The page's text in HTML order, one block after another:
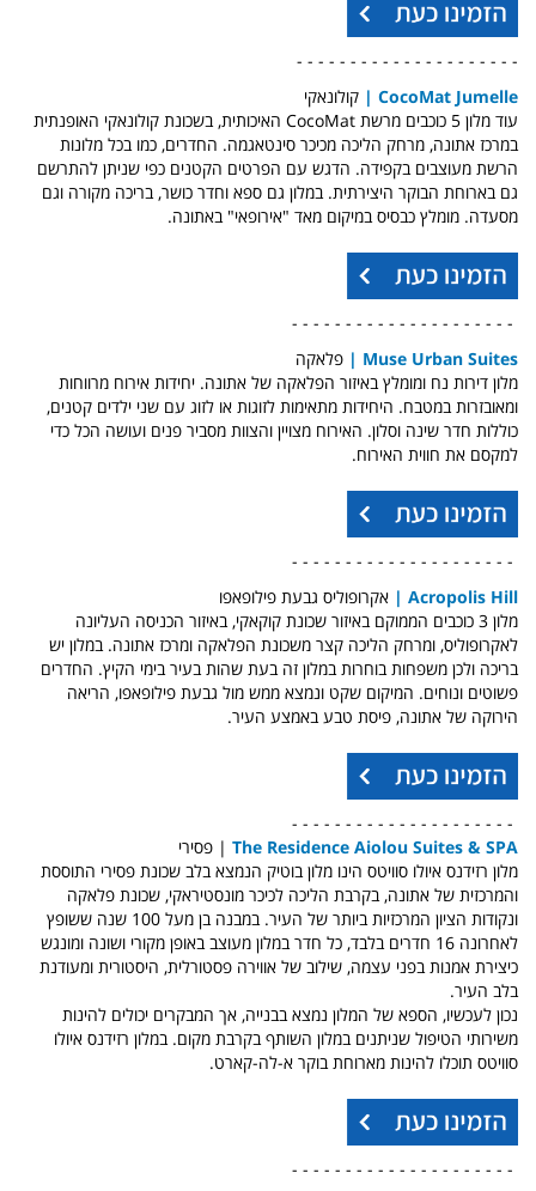
- - - - - - - - - - - - - - - - - - - - -
CocoMat Jumelle |
קולונאקי
עוד מלון 5 כוכבים מרשת CocoMat האיכותית, בשכונת קולונאקי האופנתית
במרכז אתונה, מרחק הליכה מכיכר סינטאגמה. החדרים, כמו בכל מלונות
הרשת מעוצבים בקפידה. הדגש עם הפרטים הקטנים כפי שניתן להתרשם
גם בארוחת הבוקר היצירתית. במלון גם ספא וחדר כושר, בריכה מקורה וגם
מסעדה. מומלץ כבסיס במיקום מאד "אירופאי" באתונה.
- - - - - - - - - - - - - - - - - - - - -
Muse Urban Suites
| פלאקה
מלון דירות נח ומומלץ באיזור הפלאקה של אתונה. יחידות אירוח מרווחות
ומאובזרות במטבח. היחידות מתאימות לזוגות או לזוג עם שני ילדים קטנים,
כוללות חדר שינה וסלון. האירוח מצויין והצוות מסביר פנים ועושה הכל כדי
למקסם את חווית האירוח.
- - - - - - - - - - - - - - - - - - - - -
Acropolis Hill |
אקרופוליס גבעת פילופאפו
מלון 3 כוכבים הממוקם באיזור שכונת קוקאקי, באיזור הכניסה העליונה
לאקרופוליס, ומרחק הליכה קצר משכונת הפלאקה ומרכז אתונה. במלון יש
בריכה ולכן משפחות בוחרות במלון זה בעת שהות בעיר בימי הקיץ. החדרים
פשוטים ונוחים. המיקום שקט ונמצא ממש מול גבעת פילופאפו, הריאה
הירוקה של אתונה, פיסת טבע באמצע העיר.
- - - - - - - - - - - - - - - - - - - - -
The Residence Aiolou Suites & SPA | פסירי
מלון רזידנס איולו סוויטס הינו מלון בוטיק הנמצא בלב שכונת פסירי התוססת
והמרכזית של אתונה, בקרבת הליכה לכיכר מונסטיראקי, שכונת פלאקה
ונקודות הציון המרכזיות ביותר של העיר. במבנה בן מעל 100 שנה ששופץ
לאחרונה 16 חדרים בלבד, כל חדר במלון מעוצב באופן מקורי ושונה ומונגש
כיצירת אמנות בפני עצמה, שילוב של אווירה פסטורלית, היסטורית ומעודנת
בלב העיר.
נכון לעכשיו, הספא של המלון נמצא בבנייה, אך המבקרים יכולים להינות
משירותי הטיפול שניתנים במלון השותף בקרבת מקום. במלון רזידנס איולו
סוויטס תוכלו להינות מארוחת בוקר א-לה-קארט.
- - - - - - - - - - - - - - - - - - - - -